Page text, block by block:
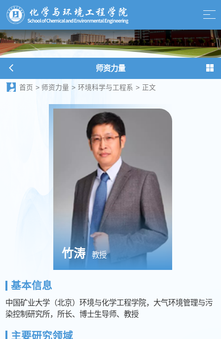
师资力量
首页 > 师资力量 > 环境科学与工程系 > 正文
竹涛 教授
基本信息
中国矿业大学（北京）环境与化学工程学院，大气环境管理与污
染控制研究所，所长、博士生导师、教授
主要研究领域